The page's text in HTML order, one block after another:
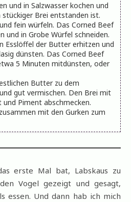
und in Salzwasser kochen und
Brei entstanden ist.
fein würfeln. Das Corned Beef
und in Grobe Würfel schneiden.
Esslöffel der Butter erhitzen und
dünsten. Das Corned Beef
5 Minuten mitdünsten, oder
Butter zu dem
gut vermischen. Den Brei mit
und Piment abschmecken.
mit den Gurken zum
erste Mal bat, Labskaus zu
Vogel gezeigt und gesagt,
essen. Und dann hab ich mich